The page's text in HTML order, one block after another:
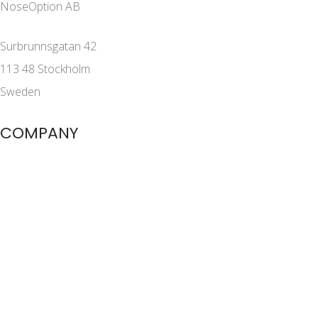
NoseOption AB
Surbrunnsgatan 42
113 48 Stockholm
Sweden
COMPANY